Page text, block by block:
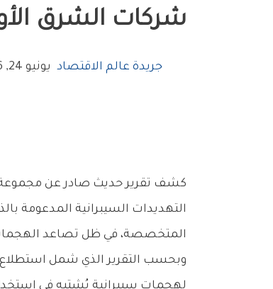
الصفحة
شركات‭ ‬الشرق‭ ‬الأوسط‭ ‬تتصدر‭ ‬عالمياً‭ ‬في‭ ‬تبنّي‭ ‬الدفاعات‭ ‬السيبرانية‭ ‬الذكية
جريدة عالم الاقتصاد يونيو 24, 2026
‬المتخصصة،‭ ‬في‭ ‬ظل‭ ‬تصاعد‭ ‬الهجمات‭ ‬الرقمية‭ ‬المعتمدة‭ ‬على‭ ‬الذكاء‭ ‬الاصطناعي‭.‬
‬لهجمات‭ ‬سيبرانية‭ ‬يُشتبه‭ ‬في‭ ‬استخدام‭ ‬الذكاء‭ ‬الاصطناعي‭ ‬فيها،‭ ‬ما‭ ‬يعكس‭ ‬تحولاً‭ ‬واضحاً‭ ‬في‭ ‬طبيعة‭ ‬المخاطر‭ ‬الرقمية‭ ‬التي‭ ‬تواجه‭ ‬قطاع‭ ‬الأعمال‭.‬